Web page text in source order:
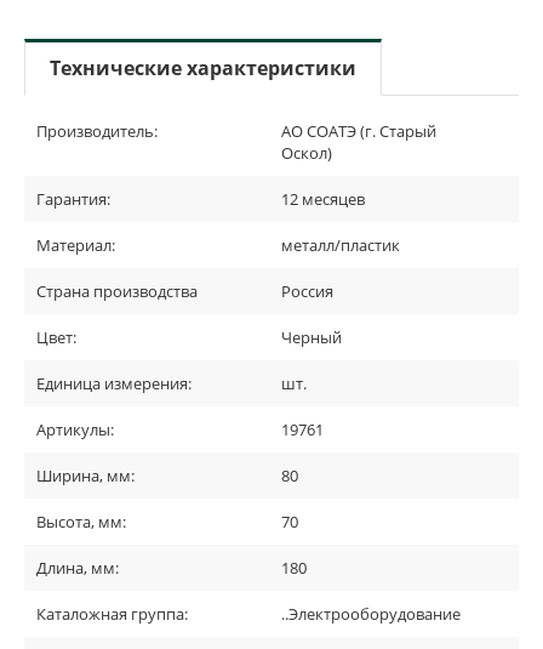
Технические характеристики
Производитель:
АО СОАТЭ (г. Старый
Оскол)
Гарантия: 12 месяцев
Материал: металл/пластик
Страна производства Россия
Цвет: Черный
Единица измерения: шт.
Артикулы: 19761
Ширина, мм: 80
Высота, мм: 70
Длина, мм: 180
Каталожная группа: ..Электрооборудование